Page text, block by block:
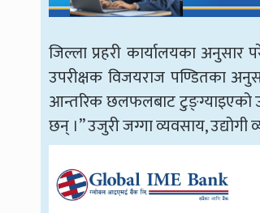
जिल्ला प्रहरी कार्यालयका अनुसार
उपरीक्षक विजयराज पण्डितका
आन्तरिक छलफलबाट टुङ्ग्याइएको
छन् ।” उजुरी जग्गा व्यवसाय, उद्योगी